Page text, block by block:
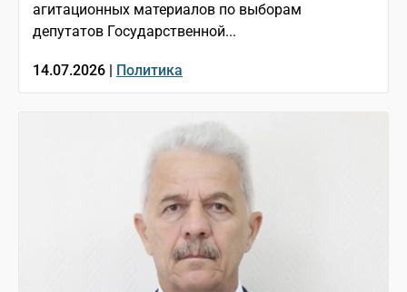
агитационных материалов по выборам
депутатов Государственной...
14.07.2026 | Политика